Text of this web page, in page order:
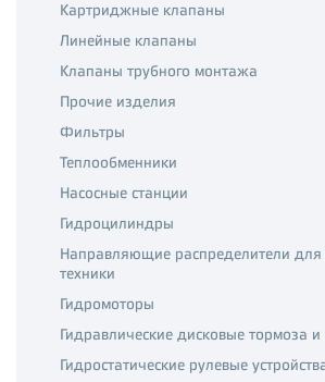
Картриджные клапаны
Линейные клапаны
Клапаны трубного монтажа
Прочие изделия
Фильтры
Теплообменники
Насосные станции
Гидроцилиндры
Направляющие распределители
техники
Гидромоторы
Гидравлические дисковые тормоза
Гидростатические рулевые